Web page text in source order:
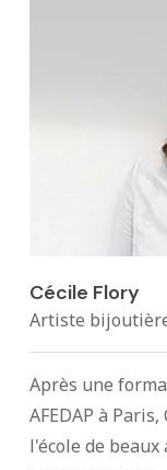
Cécile Flory
Artiste
Après une
AFEDAP à
l'école de